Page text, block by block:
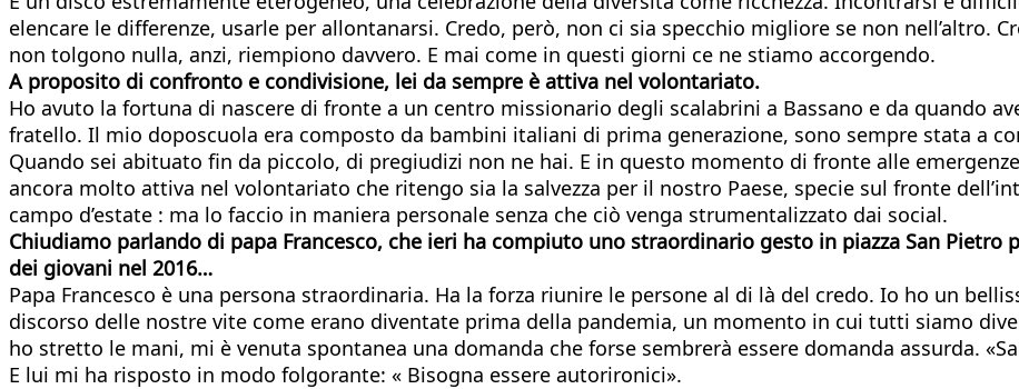
elencare le differenze, usarle per allontanarsi. Credo, però, non ci sia specchio migliore se non nell’altro.
non tolgono nulla, anzi, riempiono davvero. E mai come in questi giorni ce ne stiamo accorgendo.
A proposito di confronto e condivisione, lei da sempre è attiva nel volontariato.
Ho avuto la fortuna di nascere di fronte a un centro missionario degli scalabrini a Bassano e da quando
fratello. Il mio doposcuola era composto da bambini italiani di prima generazione, sono sempre stata a
Quando sei abituato fin da piccolo, di pregiudizi non ne hai. E in questo momento di fronte alle
ancora molto attiva nel volontariato che ritengo sia la salvezza per il nostro Paese, specie sul fronte
campo d’estate : ma lo faccio in maniera personale senza che ciò venga strumentalizzato dai social.
Chiudiamo parlando di papa Francesco, che ieri ha compiuto uno straordinario gesto in piazza San
dei giovani nel 2016…
Papa Francesco è una persona straordinaria. Ha la forza riunire le persone al di là del credo. Io ho un
discorso delle nostre vite come erano diventate prima della pandemia, un momento in cui tutti siamo
ho stretto le mani, mi è venuta spontanea una domanda che forse sembrerà essere domanda assurda.
E lui mi ha risposto in modo folgorante: « Bisogna essere autorironici».